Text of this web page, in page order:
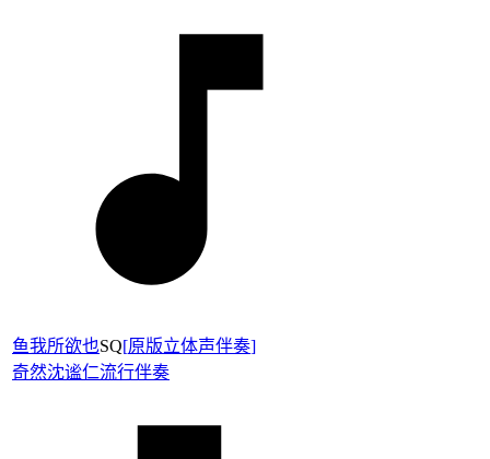
鱼我所欲也SQ[原版立体声伴奏]
奇然沈谧仁流行伴奏